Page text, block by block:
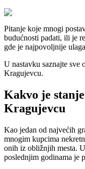
Pitanje koje mnogi
budućnosti padati, ili je
gde je najpovoljnije
U nastavku saznajte sve
Kragujevcu.
Kakvo je
Kragujevcu
Kao jedan od najvećih
mnogim kupcima
onih iz obližnjih mesta.
poslednjim godinama je